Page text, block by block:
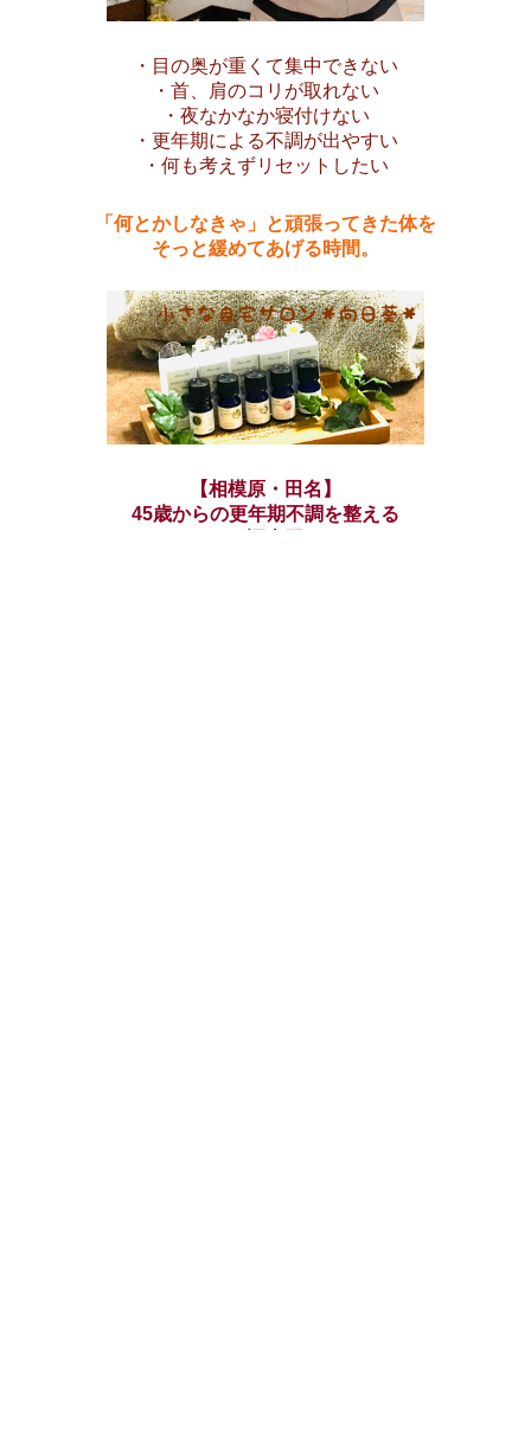
・目の奥が重くて集中できない
・首、肩のコリが取れない
・夜なかなか寝付けない
・更年期による不調が出やすい
・何も考えずリセットしたい
「何とかしなきゃ」と頑張ってきた体を
そっと緩めてあげる時間。
【相模原・田名】
45歳からの更年期不調を整える